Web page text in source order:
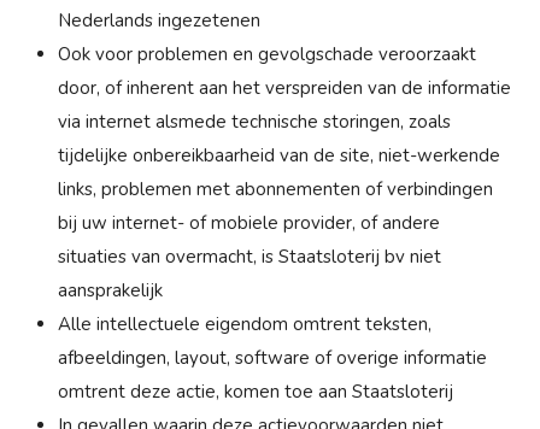
Nederlands ingezetenen
Ook voor problemen en gevolgschade veroorzaakt
door, of inherent aan het verspreiden van de informatie
via internet alsmede technische storingen, zoals
tijdelijke onbereikbaarheid van de site, niet-werkende
links, problemen met abonnementen of verbindingen
bij uw internet- of mobiele provider, of andere
situaties van overmacht, is Staatsloterij bv niet
aansprakelijk
Alle intellectuele eigendom omtrent teksten,
afbeeldingen, layout, software of overige informatie
omtrent deze actie, komen toe aan Staatsloterij